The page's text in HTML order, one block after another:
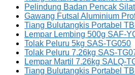
Pelindung Badan Pencak
Gawang Futsal Aluminium
Tiang Bulutangkis Portabel
Lempar Lembing 500g SAF-
Tolak Peluru 5kg SAS-TG050
Tolak Peluru 7.26kg SAS-
Lempar Martil 7.26kg SALQ-
Tiang Bulutangkis Portabel